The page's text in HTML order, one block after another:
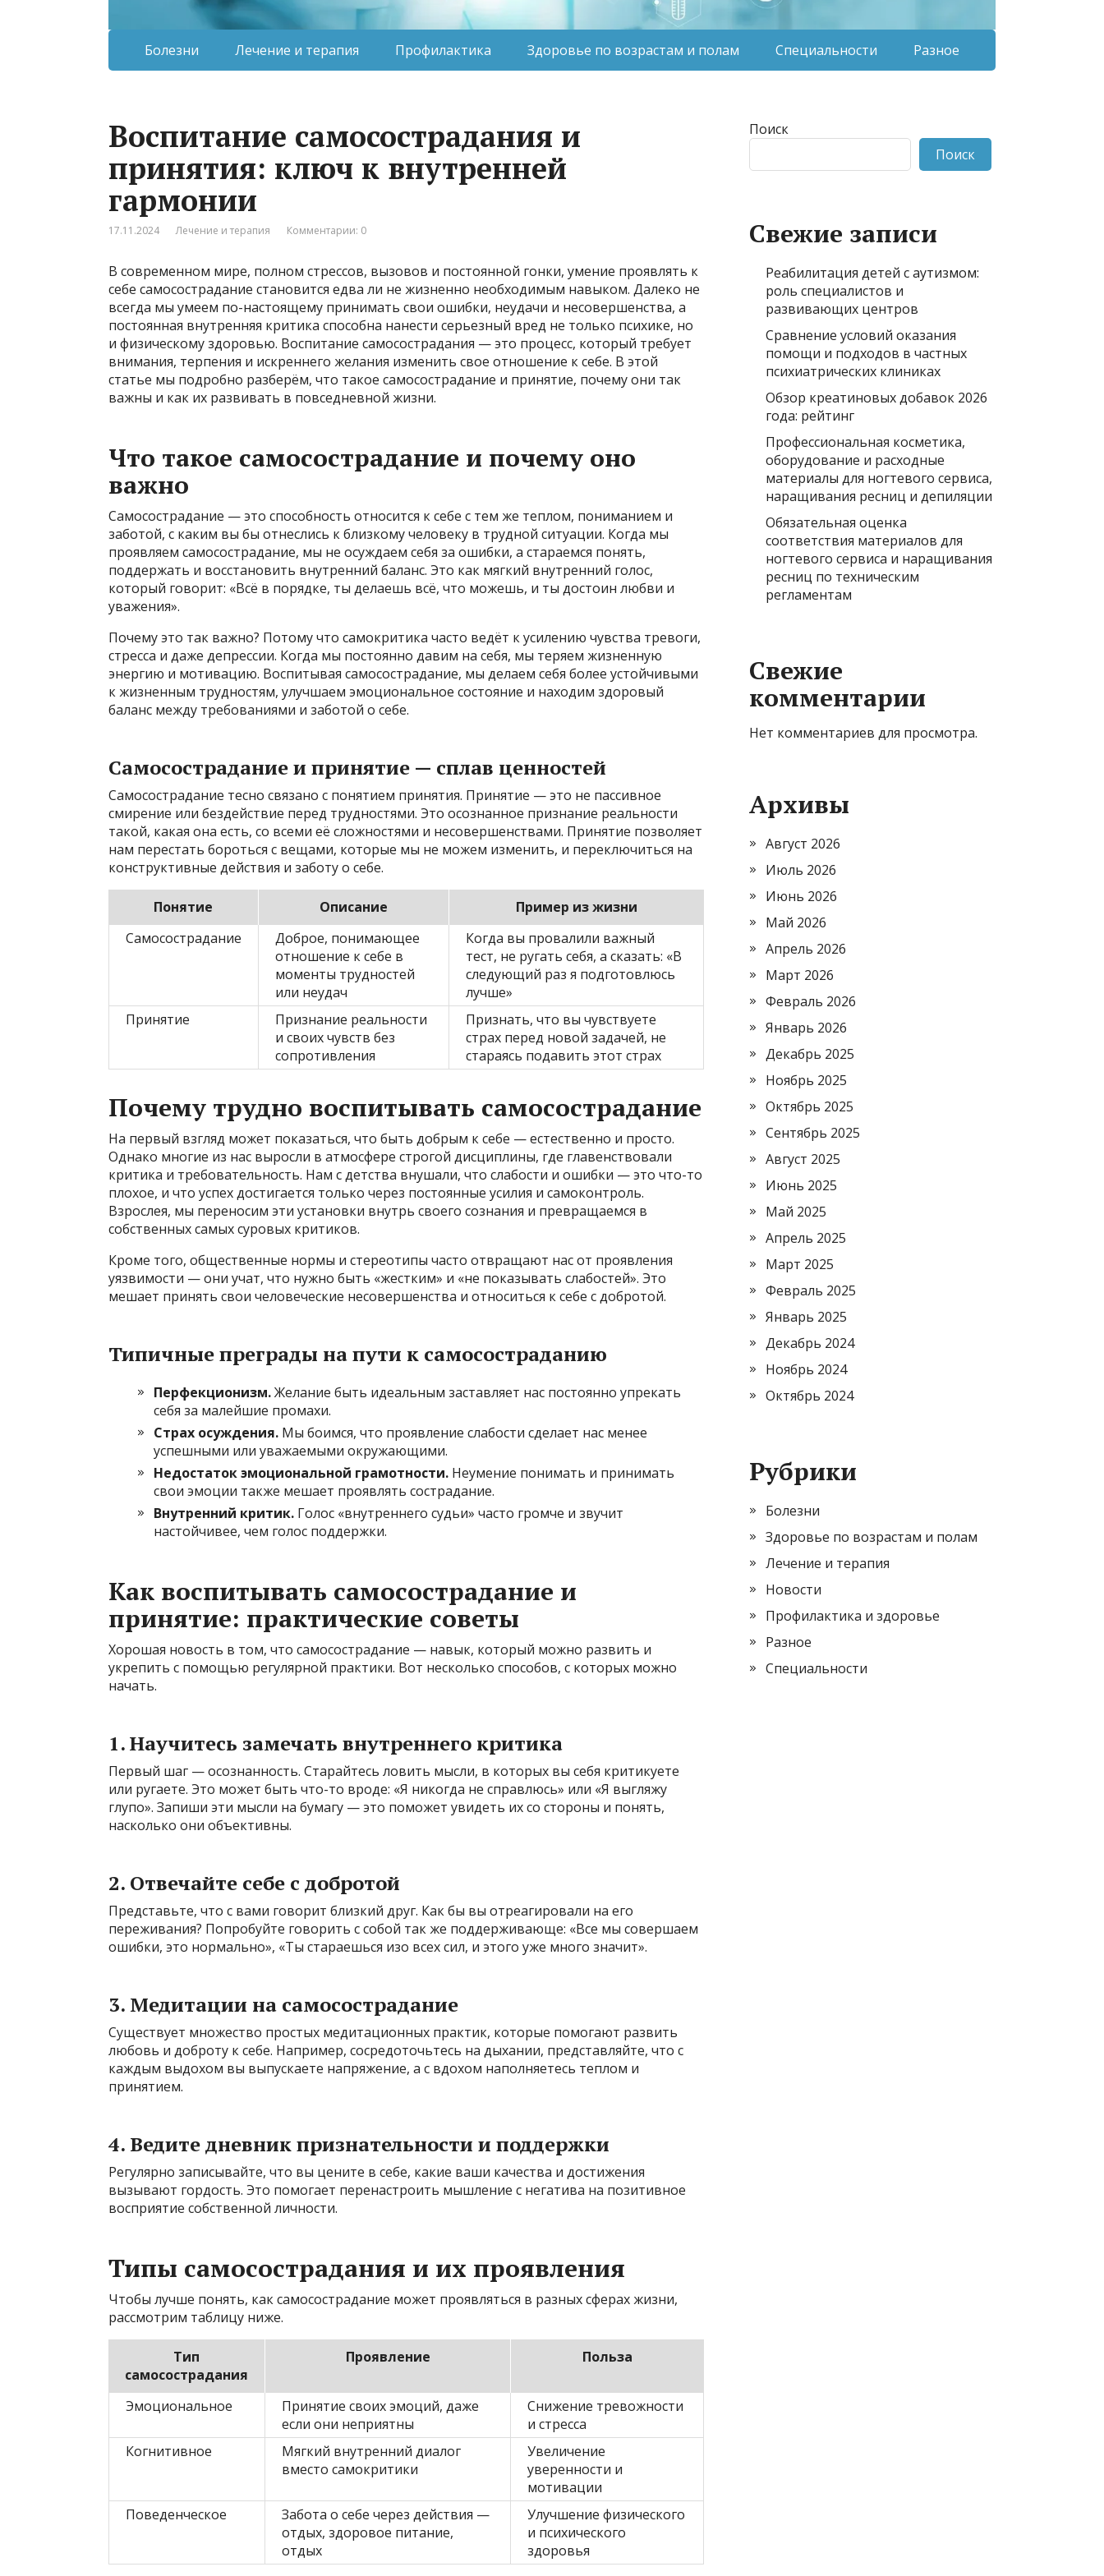
Болезни Лечение и терапия Профилактика Здоровье по возрастам и полам Специальности Разное
Воспитание самосострадания и
принятия: ключ к внутренней
гармонии
17.11.2024 Лечение и терапия Комментарии: 0
В современном мире, полном стрессов, вызовов и постоянной гонки, умение проявлять к
себе самосострадание становится едва ли не жизненно необходимым навыком. Далеко не
всегда мы умеем по-настоящему принимать свои ошибки, неудачи и несовершенства, а
постоянная внутренняя критика способна нанести серьезный вред не только психике, но
и физическому здоровью. Воспитание самосострадания — это процесс, который требует
внимания, терпения и искреннего желания изменить свое отношение к себе. В этой
статье мы подробно разберём, что такое самосострадание и принятие, почему они так
важны и как их развивать в повседневной жизни.
Что такое самосострадание и почему оно
важно
Самосострадание — это способность относится к себе с тем же теплом, пониманием и
заботой, с каким вы бы отнеслись к близкому человеку в трудной ситуации. Когда мы
проявляем самосострадание, мы не осуждаем себя за ошибки, а стараемся понять,
поддержать и восстановить внутренний баланс. Это как мягкий внутренний голос,
который говорит: «Всё в порядке, ты делаешь всё, что можешь, и ты достоин любви и
уважения».
Почему это так важно? Потому что самокритика часто ведёт к усилению чувства тревоги,
стресса и даже депрессии. Когда мы постоянно давим на себя, мы теряем жизненную
энергию и мотивацию. Воспитывая самосострадание, мы делаем себя более устойчивыми
к жизненным трудностям, улучшаем эмоциональное состояние и находим здоровый
баланс между требованиями и заботой о себе.
Самосострадание и принятие — сплав ценностей
Самосострадание тесно связано с понятием принятия. Принятие — это не пассивное
смирение или бездействие перед трудностями. Это осознанное признание реальности
такой, какая она есть, со всеми её сложностями и несовершенствами. Принятие позволяет
нам перестать бороться с вещами, которые мы не можем изменить, и переключиться на
конструктивные действия и заботу о себе.
Понятие Описание
Пример из жизни
Самосострадание
Доброе, понимающее
отношение к себе в
моменты трудностей
или неудач
Когда вы провалили важный
тест, не ругать себя, а сказать: «В
следующий раз я подготовлюсь
лучше»
Принятие
Признание реальности
и своих чувств без
сопротивления
Признать, что вы чувствуете
страх перед новой задачей, не
стараясь подавить этот страх
Почему трудно воспитывать самосострадание
На первый взгляд может показаться, что быть добрым к себе — естественно и просто.
Однако многие из нас выросли в атмосфере строгой дисциплины, где главенствовали
критика и требовательность. Нам с детства внушали, что слабости и ошибки — это что-то
плохое, и что успех достигается только через постоянные усилия и самоконтроль.
Взрослея, мы переносим эти установки внутрь своего сознания и превращаемся в
собственных самых суровых критиков.
Кроме того, общественные нормы и стереотипы часто отвращают нас от проявления
уязвимости — они учат, что нужно быть «жестким» и «не показывать слабостей». Это
мешает принять свои человеческие несовершенства и относиться к себе с добротой.
Типичные преграды на пути к самосостраданию
Перфекционизм.Желание быть идеальным заставляет нас постоянно упрекать
себя за малейшие промахи.
Страх осуждения. Мы боимся, что проявление слабости сделает нас менее
успешными или уважаемыми окружающими.
Недостаток эмоциональной грамотности. Неумение понимать и принимать
свои эмоции также мешает проявлять сострадание.
Внутренний критик. Голос «внутреннего судьи» часто громче и звучит
настойчивее, чем голос поддержки.
Как воспитывать самосострадание и
принятие: практические советы
Хорошая новость в том, что самосострадание — навык, который можно развить и
укрепить с помощью регулярной практики. Вот несколько способов, с которых можно
начать.
1. Научитесь замечать внутреннего критика
Первый шаг — осознанность. Старайтесь ловить мысли, в которых вы себя критикуете
или ругаете. Это может быть что-то вроде: «Я никогда не справлюсь» или «Я выгляжу
глупо». Запиши эти мысли на бумагу — это поможет увидеть их со стороны и понять,
насколько они объективны.
2. Отвечайте себе с добротой
Представьте, что с вами говорит близкий друг. Как бы вы отреагировали на его
переживания? Попробуйте говорить с собой так же поддерживающе: «Все мы совершаем
ошибки, это нормально», «Ты стараешься изо всех сил, и этого уже много значит».
3. Медитации на самосострадание
Существует множество простых медитационных практик, которые помогают развить
любовь и доброту к себе. Например, сосредоточьтесь на дыхании, представляйте, что с
каждым выдохом вы выпускаете напряжение, а с вдохом наполняетесь теплом и
принятием.
4. Ведите дневник признательности и поддержки
Регулярно записывайте, что вы цените в себе, какие ваши качества и достижения
вызывают гордость. Это помогает перенастроить мышление с негатива на позитивное
восприятие собственной личности.
Типы самосострадания и их проявления
Чтобы лучше понять, как самосострадание может проявляться в разных сферах жизни,
рассмотрим таблицу ниже.
Тип
самосострадания
Проявление Польза
Эмоциональное
Принятие своих эмоций, даже
если они неприятны
Снижение тревожности
и стресса
Когнитивное
Мягкий внутренний диалог
вместо самокритики
Увеличение
уверенности и
мотивации
Поведенческое
Забота о себе через действия —
отдых, здоровое питание,
отдых
Улучшение физического
и психического
здоровья
Поиск
Поиск
Свежие записи
Реабилитация детей с аутизмом:
роль специалистов и
развивающих центров
Сравнение условий оказания
помощи и подходов в частных
психиатрических клиниках
Обзор креатиновых добавок 2026
года: рейтинг
Профессиональная косметика,
оборудование и расходные
материалы для ногтевого сервиса,
наращивания ресниц и депиляции
Обязательная оценка
соответствия материалов для
ногтевого сервиса и наращивания
ресниц по техническим
регламентам
Свежие
комментарии
Нет комментариев для просмотра.
Архивы
Август 2026
Июль 2026
Июнь 2026
Май 2026
Апрель 2026
Март 2026
Февраль 2026
Январь 2026
Декабрь 2025
Ноябрь 2025
Октябрь 2025
Сентябрь 2025
Август 2025
Июнь 2025
Май 2025
Апрель 2025
Март 2025
Февраль 2025
Январь 2025
Декабрь 2024
Ноябрь 2024
Октябрь 2024
Рубрики
Болезни
Здоровье по возрастам и полам
Лечение и терапия
Новости
Профилактика и здоровье
Разное
Специальности